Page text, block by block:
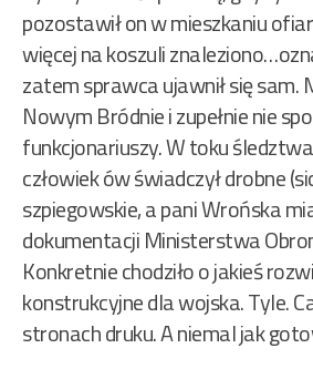
pozostawił on w mieszkaniu
więcej na koszuli
zatem sprawca ujawnił się sam.
Nowym Bródnie i zupełnie nie
funkcjonariuszy. W toku
człowiek ów świadczył drobne
szpiegowskie, a pani Wrońska
dokumentacji Ministerstwa
Konkretnie chodziło o jakieś
konstrukcyjne dla wojska. Tyle.
stronach druku. A niemal jak